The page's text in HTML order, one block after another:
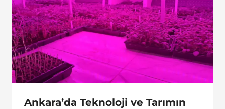
Ankara’da Teknoloji ve Tarımın